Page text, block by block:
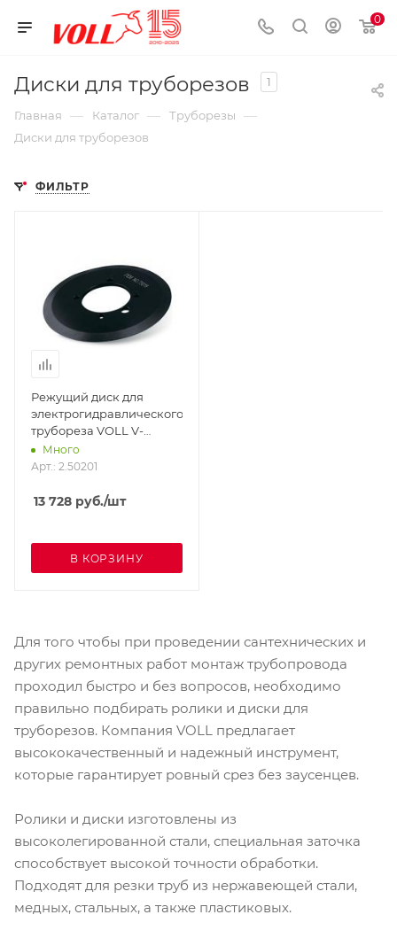
0
Диски для труборезов 1
Главная — Каталог — Труборезы —
Диски для труборезов
ФИЛЬТР
Режущий диск для
электрогидравлического
трубореза VOLL V-
Cutter 2-
8 дюймов (от 50 до 200 мм)
Много
Арт.: 2.50201
13 728 руб./шт
В КОРЗИНУ
Для того чтобы при проведении сантехнических и
других ремонтных работ монтаж трубопровода
проходил быстро и без вопросов, необходимо
правильно подбирать ролики и диски для
труборезов. Компания VOLL предлагает
высококачественный и надежный инструмент,
которые гарантирует ровный срез без заусенцев.
Ролики и диски изготовлены из
высоколегированной стали, специальная заточка
способствует высокой точности обработки.
Подходят для резки труб из нержавеющей стали,
медных, стальных, а также пластиковых.